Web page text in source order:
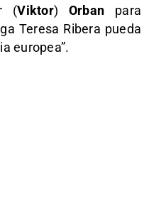
(Viktor) Orban para
Teresa Ribera pueda
europea”.